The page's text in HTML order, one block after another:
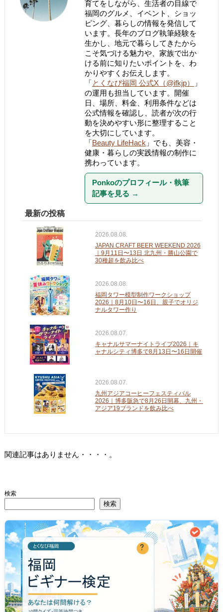
育てをしながら、生活者の目線で
福岡のグルメ、イベント、ショッ
ピング、暮らしの情報を発信して
います。長年のブログ執筆経験を
生かし、地元で暮らしてきたから
こそ気づける魅力や、家族で出か
ける前に知りたいポイントを、わ
かりやすくお伝えします。
「とくなび福岡 公式X（@ifkjp）
」
の運用も担当しています。開催
日、場所、料金、利用条件などは
公式情報を確認し、読者が次の行
動を決めやすい形に整理すること
を大切にしています。
「Beauty LifeHack 」でも、美容・
健康・暮らしの実践情報の制作に
携わっています。
Ponkoのプロフィール・執筆
記事を見る →
最新の投稿
2026.08.08.
JAPAN CRAFT BEER WEEKEND 2026
｜9月11日〜13日 北九州・勝山公園で
30種超を飲み比べ
2026.08.08.
福岡タワー模型制作ワークショップ
2026｜8月10日〜16日、親子でオリジ
ナルタワー作り
2026.08.07.
キャナルサマーナイトライブ2026｜キ
ャナルシティ博多で8月13日〜16日開催
2026.08.07.
九州アジアコーヒーフェスティバル
2026｜博多阪急で8月26日開幕、九州・
アジア19ブランドを飲み比べ
関連記事はありません・・・・。
検索
検索